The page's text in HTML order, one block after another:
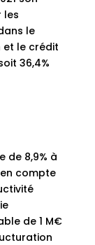
les
le
et le crédit
36,4%
de 8,9% à
compte
de 1 M€